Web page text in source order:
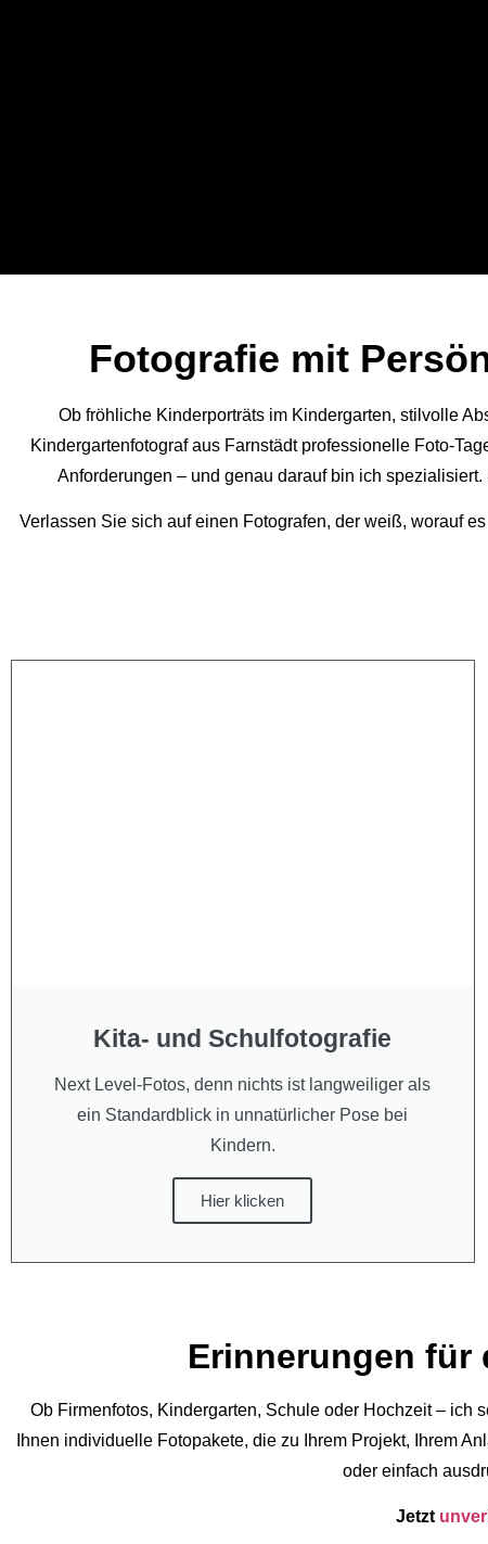
KiTa- &
Weg von der Fotomappe:
Kindergärten & Schulen
Fotografie mit
Ob fröhliche Kinderporträts im Kindergarten, stilvolle
Kindergartenfotograf aus Farnstädt professionelle Foto-
Anforderungen – und genau darauf bin ich
Verlassen Sie sich auf einen Fotografen, der weiß, worauf
Kita- und Schulfotografie
Next Level-Fotos, denn nichts ist langweiliger als
ein Standardblick in unnatürlicher Pose bei
Kindern.
Hier klicken
Erinnerungen für
Ob Firmenfotos, Kindergarten, Schule oder Hochzeit – ich
Ihnen individuelle Fotopakete, die zu Ihrem Projekt, Ihrem
oder einfach
Jetzt